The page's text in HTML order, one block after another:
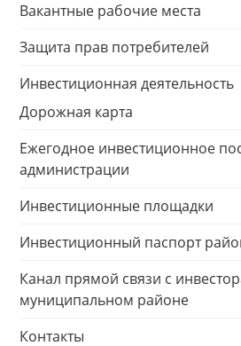
Вакантные рабочие места
Защита прав потребителей
Инвестиционная деятельность
Дорожная карта
Ежегодное инвестиционное
администрации
Инвестиционные площадки
Инвестиционный паспорт
Канал прямой связи с
муниципальном районе
Контакты